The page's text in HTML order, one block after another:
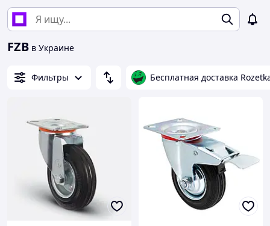
FZB в Украине
Фильтры Бесплатная доставка